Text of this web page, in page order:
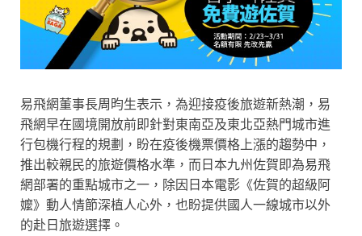
易飛網董事長周昀生表示，為迎接疫後旅遊新熱潮，易
飛網早在國境開放前即針對東南亞及東北亞熱門城市進
行包機行程的規劃，盼在疫後機票價格上漲的趨勢中，
推出較親民的旅遊價格水準，而日本九州佐賀即為易飛
網部署的重點城市之一，除因日本電影《佐賀的超級阿
嬤》動人情節深植人心外，也盼提供國人一線城市以外
的赴日旅遊選擇。